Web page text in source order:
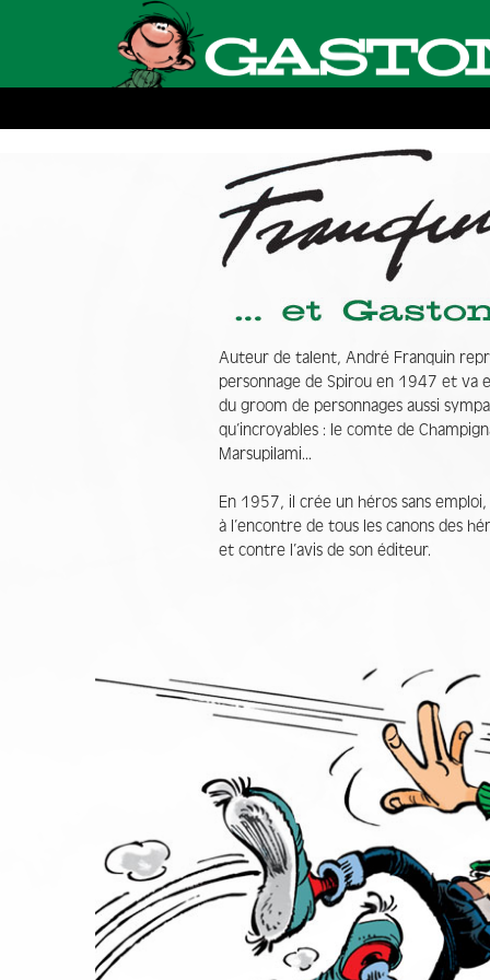
Auteur de talent, André Franquin
personnage de Spirou en 1947 et va
du groom de personnages aussi
qu’incroyables : le comte de
Marsupilami...
En 1957, il crée un héros sans emploi,
à l’encontre de tous les canons des
et contre l’avis de son éditeur.